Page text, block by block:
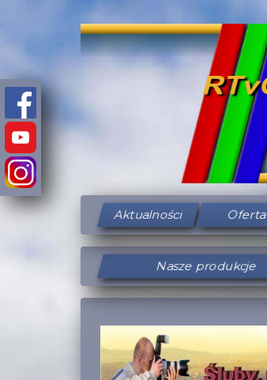
Aktualności Oferta
Nasze produkcje